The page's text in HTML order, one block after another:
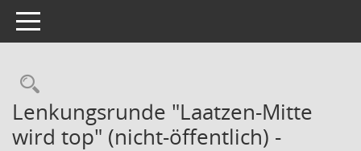
Toggle navigation
Rechercheauswahl
Lenkungsrunde "Laatzen-Mitte
wird top" (nicht-öffentlich) -